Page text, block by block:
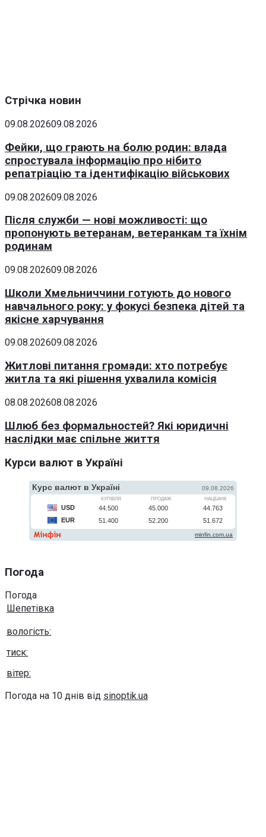
Стрічка новин
09.08.202609.08.2026
Фейки, що грають на болю родин: влада
спростувала інформацію про нібито
репатріацію та ідентифікацію військових
09.08.202609.08.2026
Після служби — нові можливості: що
пропонують ветеранам, ветеранкам та їхнім
родинам
09.08.202609.08.2026
Школи Хмельниччини готують до нового
навчального року: у фокусі безпека дітей та
якісне харчування
09.08.202609.08.2026
Житлові питання громади: хто потребує
житла та які рішення ухвалила комісія
08.08.202608.08.2026
Шлюб без формальностей? Які юридичні
наслідки має спільне життя
Курси валют в Україні
Погода
Погода
Шепетівка
вологість:
тиск:
вітер:
Погода на 10 днів від sinoptik.ua